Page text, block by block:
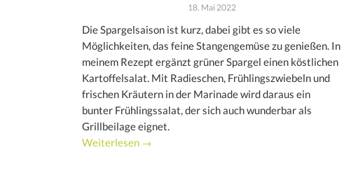
18. Mai 2022
Die Spargelsaison ist kurz, dabei gibt es so viele
Möglichkeiten, das feine Stangengemüse zu genießen. In
meinem Rezept ergänzt grüner Spargel einen köstlichen
Kartoffelsalat. Mit Radieschen, Frühlingszwiebeln und
frischen Kräutern in der Marinade wird daraus ein
bunter Frühlingssalat, der sich auch wunderbar als
Grillbeilage eignet.
Weiterlesen →